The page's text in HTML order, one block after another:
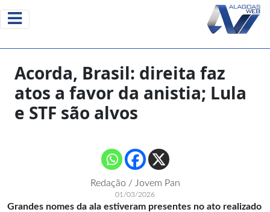
Acorda, Brasil: direita faz
atos a favor da anistia; Lula
e STF são alvos
Redação / Jovem Pan
01/03/2026
Grandes nomes da ala estiveram presentes no ato realizado